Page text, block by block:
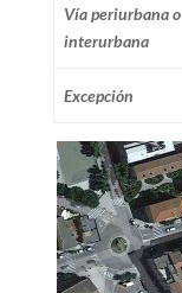
Vía periurbana o
interurbana
Excepción